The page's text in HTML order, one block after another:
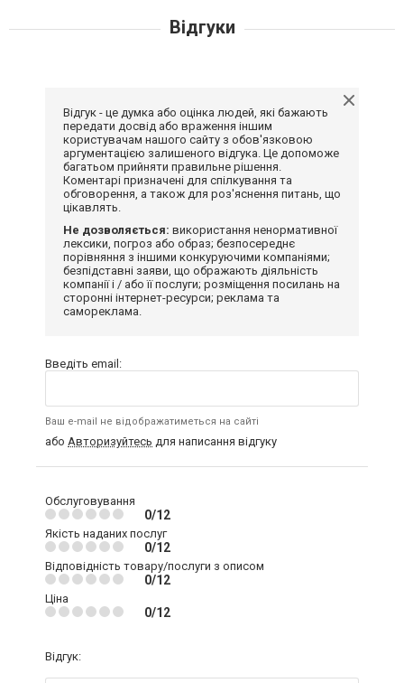
Відгуки
Відгук - це думка або оцінка людей, які бажають
передати досвід або враження іншим
користувачам нашого сайту з обов'язковою
аргументацією залишеного відгука. Це допоможе
багатьом прийняти правильне рішення.
Коментарі призначені для спілкування та
обговорення, а також для роз'яснення питань, що
цікавлять.
Не дозволяється: використання ненормативної
лексики, погроз або образ; безпосереднє
порівняння з іншими конкуруючими компаніями;
безпідставні заяви, що ображають діяльність
компанії і / або її послуги; розміщення посилань на
сторонні інтернет-ресурси; реклама та
самореклама.
Введіть email:
Ваш e-mail не відображатиметься на сайті
або Авторизуйтесь для написання відгуку
Обслуговування
0/12
Якість наданих послуг
0/12
Відповідність товару/послуги з описом
0/12
Ціна
0/12
Відгук: